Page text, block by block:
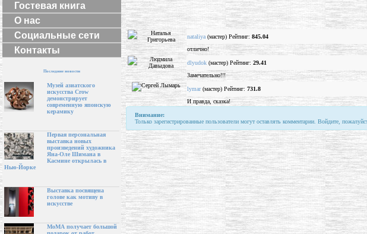
Гостевая книга
О нас
Социальные сети
Контакты
Последние новости
Музей азиатского
искусства Crow
демонстрирует
современную японскую
керамику
Первая персональная
выставка новых
произведений художника
Яна-Оле Шимана в
Касмине открылась в
Нью-Йорке
Выставка посвящена
голове как мотиву в
искусстве
МоМА получает большой
nataliya (мастер) Рейтинг: 845.04
отлично!
dlyudok (мастер) Рейтинг: 29.41
Замечательно!!!
lymar(мастер) Рейтинг: 731.8
И правда, сказка!
Внимание:
Только зарегистрированные пользователи могут оставлять комментарии. Войдите,